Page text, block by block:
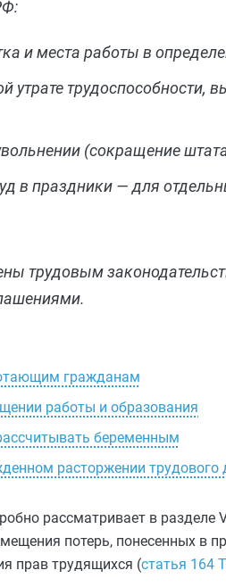
и места работы в
утрате
(сокращение
в праздники — для
трудовым
гражданам
работы и образования
беременным
расторжении трудового
рассматривает в разделе
потерь, понесенных в
прав трудящихся (статья 164